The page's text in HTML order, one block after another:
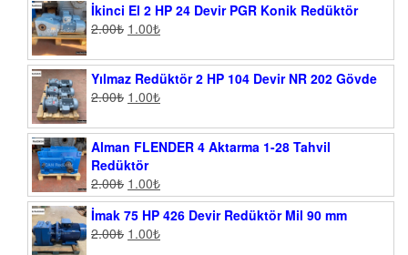
İkinci El 2 HP 24 Devir PGR Konik Redüktör
2.00₺ 1.00₺
Yılmaz Redüktör 2 HP 104 Devir NR 202 Gövde
2.00₺ 1.00₺
Alman FLENDER 4 Aktarma 1-28 Tahvil
Redüktör
2.00₺ 1.00₺
İmak 75 HP 426 Devir Redüktör Mil 90 mm
2.00₺ 1.00₺